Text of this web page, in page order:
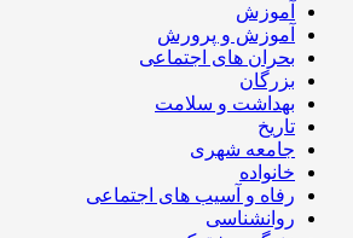
آموزش
آموزش و پرورش
بحران های اجتماعی
بزرگان
بهداشت و سلامت
تاریخ
جامعه شهری
خانواده
رفاه و آسیب های اجتماعی
روانشناسی